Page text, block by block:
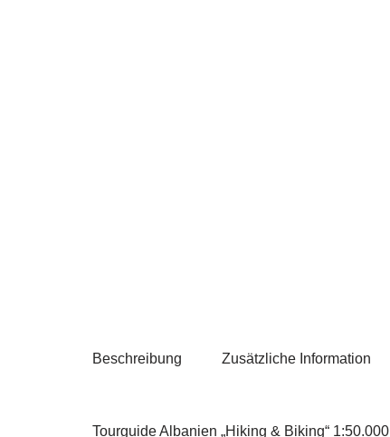
Beschreibung Zusätzliche Information
Tourguide Albanien „Hiking & Biking“ 1:50.000